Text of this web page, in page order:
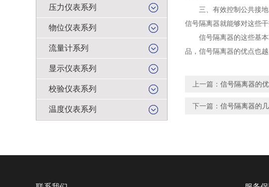
压力仪表系列
物位仪表系列
流量计系列
显示仪表系列
校验仪表系列
温度仪表系列
三、有效控制公共接地
信号隔离器就能够对这些干
信号隔离器的这些基本
品，信号隔离器的优点也越
上一篇： 信号隔离器的
下一篇： 信号隔离器的